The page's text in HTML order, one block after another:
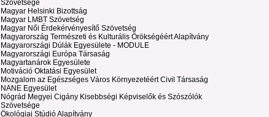
Szövetsége
Magyar Helsinki Bizottság
Magyar LMBT Szövetség
Magyar Női Érdekérvényesítő Szövetség
Magyarország Természeti és Kulturális Örökségéért Alapítvány
Magyarországi Dúlák Egyesülete - MODULE
Magyarországi Európa Társaság
Magyartanárok Egyesülete
Motiváció Oktatási Egyesület
Mozgalom az Egészséges Város Környezetéért Civil Társaság
NANE Egyesület
Nógrád Megyei Cigány Kisebbségi Képviselők és Szószólók
Szövetsége
Ökológiai Stúdió Alapítvány